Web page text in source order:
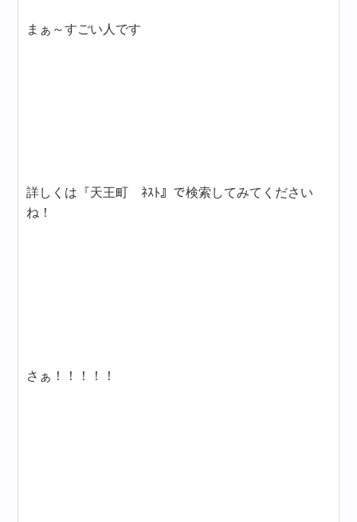
まぁ～すごい人です
詳しくは『天王町 ﾈｽﾄ』で検索してみてください
ね！
さぁ！！！！！